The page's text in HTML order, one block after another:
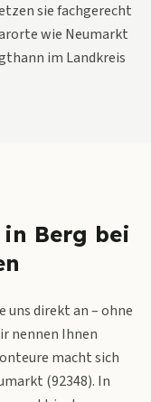
sie fachgerecht
wie Neumarkt
im Landkreis
Berg bei
uns direkt an – ohne
nennen Ihnen
macht sich
(92348). In